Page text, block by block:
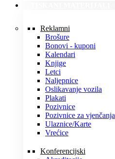
Reklamni
Brošure
Bonovi - kuponi
Kalendari
Knjige
Letci
Naljepnice
Oslikavanje vozila
Plakati
Pozivnice
Pozivnice za vjenčanja
Ulaznice/Karte
Vrećice
Konferencijski